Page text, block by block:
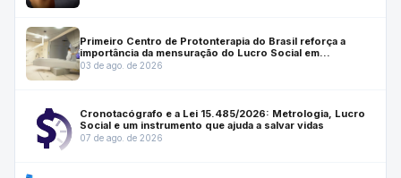
Primeiro Centro de Protonterapia do Brasil reforça a
importância da mensuração do Lucro Social em
investimentos estratégicos para a saúde
03 de ago. de 2026
Cronotacógrafo e a Lei 15.485/2026: Metrologia, Lucro
Social e um instrumento que ajuda a salvar vidas
07 de ago. de 2026